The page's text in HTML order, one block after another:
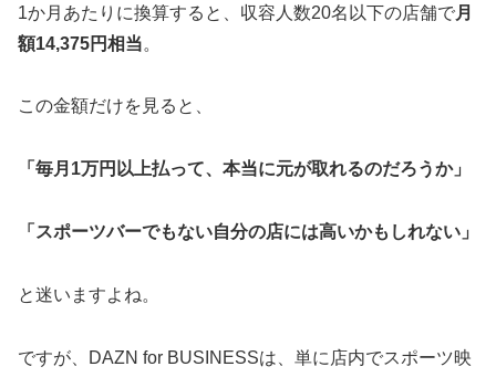
1か月あたりに換算すると、収容人数20名以下の店舗で月
額14,375円相当。
この金額だけを見ると、
「毎月1万円以上払って、本当に元が取れるのだろうか」
「スポーツバーでもない自分の店には高いかもしれない」
と迷いますよね。
ですが、DAZN for BUSINESSは、単に店内でスポーツ映